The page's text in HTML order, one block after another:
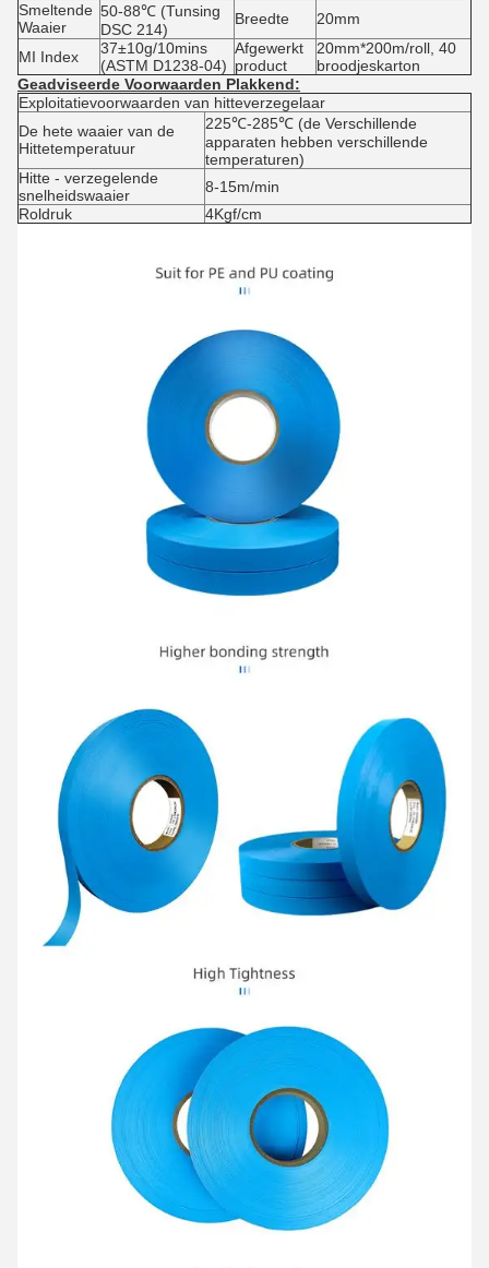
Smeltende
Waaier
50-88℃ (Tunsing
DSC 214)
Breedte 20mm
MI Index
37±10g/10mins
(ASTM D1238-04)
Afgewerkt
product
20mm*200m/roll, 40
broodjeskarton
Geadviseerde Voorwaarden Plakkend:
Exploitatievoorwaarden van hitteverzegelaar
De hete waaier van de
Hittetemperatuur
225℃-285℃ (de Verschillende
apparaten hebben verschillende
temperaturen)
Hitte - verzegelende
snelheidswaaier
8-15m/min
Roldruk
4Kgf/cm